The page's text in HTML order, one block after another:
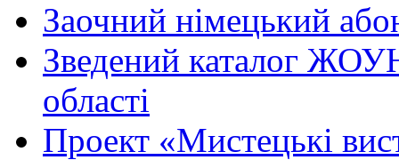
Заочний німецький
Зведений каталог
області
Проект «Мистецькі